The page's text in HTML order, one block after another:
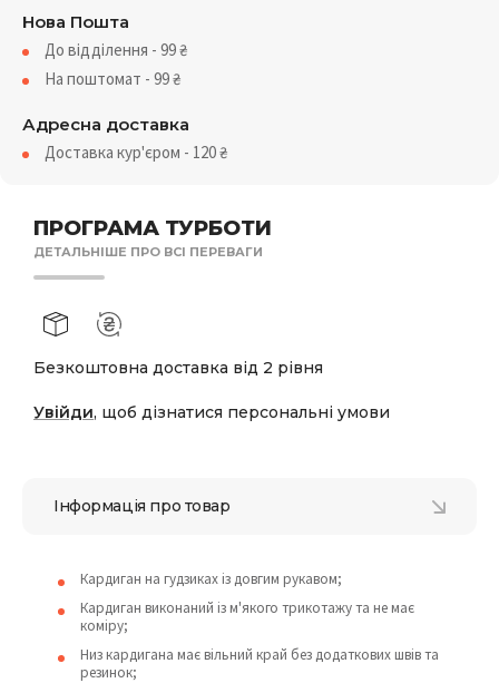
ПРОГРАМА ТУРБОТИ
ДЕТАЛЬНІШЕ ПРО ВСІ ПЕРЕВАГИ
Безкоштовна доставка від 2 рівня
Увійди, щоб дізнатися персональні умови
Нова Пошта
До відділення - 99₴
На поштомат - 99₴
Адресна доставка
Доставка кур'єром - 120₴
Інформація про товар
Кардиган на гудзиках із довгим рукавом;
Кардиган виконаний із м'якого трикотажу та не має
коміру;
Низ кардигана має вільний край без додаткових швів та
резинок;